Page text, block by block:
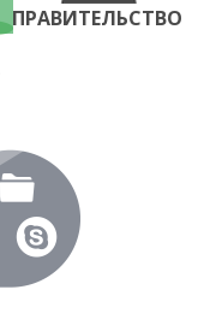
ПРАВИТЕЛЬСТВО